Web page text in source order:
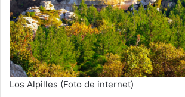
Los Alpilles (Foto de internet)